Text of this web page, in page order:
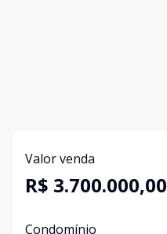
Valor venda
R$ 3.700.000,00
Condomínio